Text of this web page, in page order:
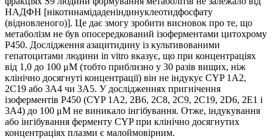
НАДФН [нікотинамідаденіндинуклеотидфосфату
(відновленого)]. Це дає змогу зробити висновок про те, що
метаболізм не був опосередкований ізоферментами цитохрому
P450. Дослідження азацитидину із культивованими
гепатоцитами людини іn vitro вказує, що при концентраціях
від 1,0 до 100 μM (тобто приблизно у 30 разів вищих, ніж
клінічно досягнуті концентрації) він не індукує CYP 1A2,
2C19 або 3A4 чи 3A5. У дослідженнях пригнічення
ізоферментів P450 (CYP 1A2, 2B6, 2C8, 2C9, 2C19, 2D6, 2E1 і
3A4) до 100 μM не виникало інгібування. Отже, індукування
або інгібування ферменту CYP при клінічно досягнутих
концентраціях плазми є малоймовірним.